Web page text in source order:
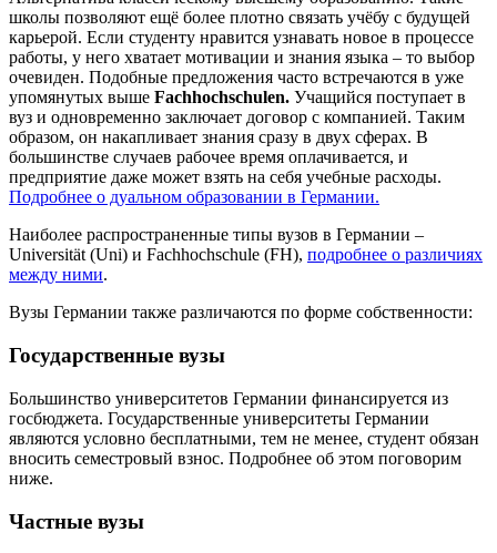
школы позволяют ещё более плотно связать учёбу с будущей
карьерой. Если студенту нравится узнавать новое в процессе
работы, у него хватает мотивации и знания языка – то выбор
очевиден. Подобные предложения часто встречаются в уже
упомянутых выше Fachhochschulen. Учащийся поступает в
вуз и одновременно заключает договор с компанией. Таким
образом, он накапливает знания сразу в двух сферах. В
большинстве случаев рабочее время оплачивается, и
предприятие даже может взять на себя учебные расходы.
Подробнее о дуальном образовании в Германии.
Наиболее распространенные типы вузов в Германии –
Universität (Uni) и Fachhochschule (FH), подробнее о различиях
между ними.
Вузы Германии также различаются по форме собственности:
Государственные вузы
Большинство университетов Германии финансируется из
госбюджета. Государственные университеты Германии
являются условно бесплатными, тем не менее, студент обязан
вносить семестровый взнос. Подробнее об этом поговорим
ниже.
Частные вузы